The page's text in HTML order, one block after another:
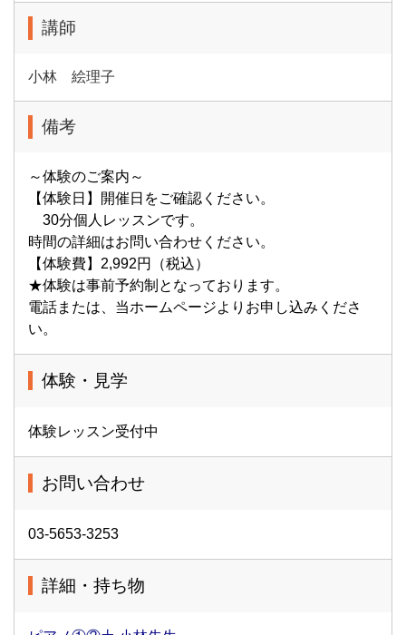
講師
小林 絵理子
備考
～体験のご案内～
【体験日】開催日をご確認ください。
30分個人レッスンです。
時間の詳細はお問い合わせください。
【体験費】2,992円（税込）
★体験は事前予約制となっております。
電話または、当ホームページよりお申し込みくださ
い。
体験・見学
体験レッスン受付中
お問い合わせ
03-5653-3253
詳細・持ち物